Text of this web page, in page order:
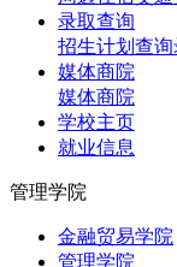
录取查询
招生计划查询
媒体商院
媒体商院
学校主页
就业信息
管理学院
金融贸易学院
管理学院